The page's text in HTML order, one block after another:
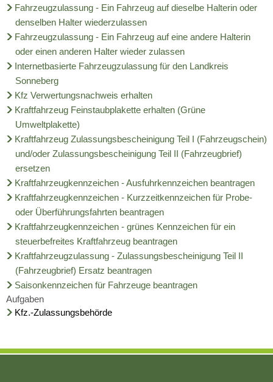
Liegenschaft Ernststraße zu
Fahrzeugzulassung - Ein Fahrzeug auf dieselbe Halterin oder
denselben Halter wiederzulassen
Fahrzeugzulassung - Ein Fahrzeug auf eine andere Halterin
oder einen anderen Halter wieder zulassen
Internetbasierte Fahrzeugzulassung für den Landkreis
Sonneberg
Kfz Verwertungsnachweis erhalten
Kraftfahrzeug Feinstaubplakette erhalten (Grüne
Umweltplakette)
Kraftfahrzeug Zulassungsbescheinigung Teil I (Fahrzeugschein)
und/oder Zulassungsbescheinigung Teil II (Fahrzeugbrief)
ersetzen
Kraftfahrzeugkennzeichen - Ausfuhrkennzeichen beantragen
Kraftfahrzeugkennzeichen - Kurzzeitkennzeichen für Probe-
oder Überführungsfahrten beantragen
Kraftfahrzeugkennzeichen - grünes Kennzeichen für ein
steuerbefreites Kraftfahrzeug beantragen
Kraftfahrzeugzulassung - Zulassungsbescheinigung Teil II
(Fahrzeugbrief) Ersatz beantragen
Saisonkennzeichen für Fahrzeuge beantragen
Aufgaben
Kfz.-Zulassungsbehörde